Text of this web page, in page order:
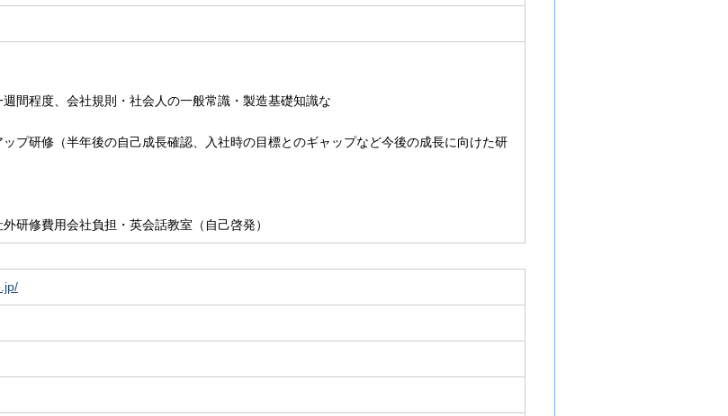
間程度、会社規則・社会人の一般常識・製造基礎知識な
ップ研修（半年後の自己成長確認、入社時の目標とのギャップなど今後の成長に向けた研
）
研修費用会社負担・英会話教室（自己啓発）